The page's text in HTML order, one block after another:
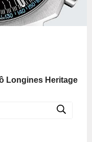
Longines Heritage